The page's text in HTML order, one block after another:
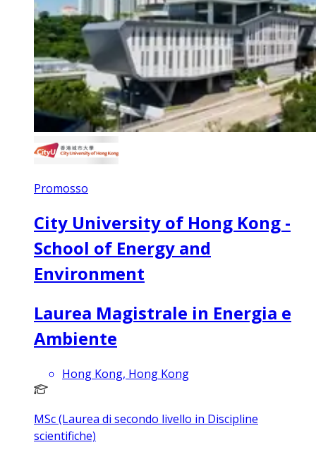
Promosso
City University of Hong Kong -
School of Energy and
Environment
Laurea Magistrale in Energia e
Ambiente
Hong Kong, Hong Kong
MSc (Laurea di secondo livello in Discipline
scientifiche)